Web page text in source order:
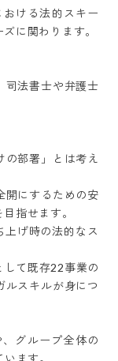
ける法的スキー
に関わります。
司法書士や弁護士
部署」とは考え
開にするための安
指せます。
上げ時の法的なス
して既存22事業の
ルスキルが身につ